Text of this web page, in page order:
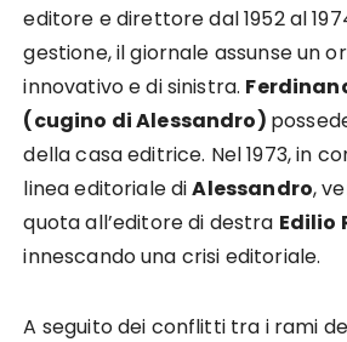
editore e direttore dal 1952 al
gestione, il giornale assunse un
innovativo e di sinistra.
(cugino di Alessandro) p
della casa editrice. Nel 1973, in
linea editoriale diAlessandro,
quota all’editore di destra Edilio
innescando una crisi editoriale.
A seguito dei conflitti tra i rami